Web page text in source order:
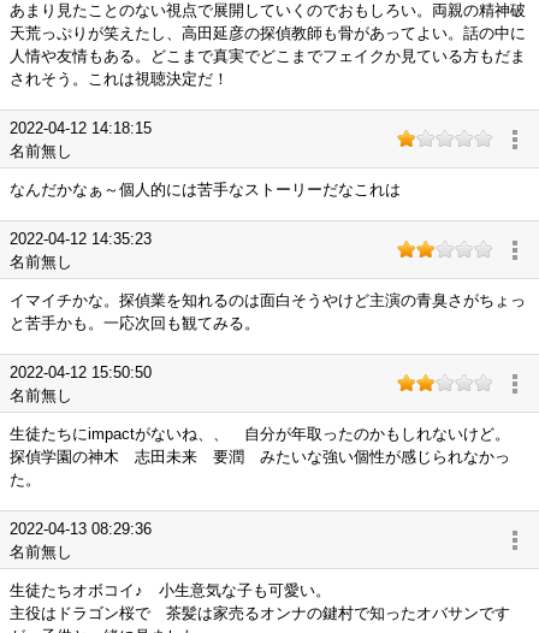
あまり見たことのない視点で展開していくのでおもしろい。両親の精神破
天荒っぷりが笑えたし、高田延彦の探偵教師も骨があってよい。話の中に
人情や友情もある。どこまで真実でどこまでフェイクか見ている方もだま
されそう。これは視聴決定だ！
2022-04-12 14:18:15
名前無し
なんだかなぁ～個人的には苦手なストーリーだなこれは
2022-04-12 14:35:23
名前無し
イマイチかな。探偵業を知れるのは面白そうやけど主演の青臭さがちょっ
と苦手かも。一応次回も観てみる。
2022-04-12 15:50:50
名前無し
生徒たちにimpactがないね、、 自分が年取ったのかもしれないけど。
探偵学園の神木 志田未来 要潤 みたいな強い個性が感じられなかっ
た。
2022-04-13 08:29:36
名前無し
生徒たちオボコイ♪ 小生意気な子も可愛い。
主役はドラゴン桜で 茶髪は家売るオンナの鍵村で知ったオバサンです